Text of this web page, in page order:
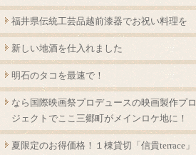
福井県伝統工芸品越前漆器でお祝い料理を
新しい地酒を仕入れました
明石のタコを最速で！
なら国際映画祭プロデュースの映画製作プロ
ジェクトでここ三郷町がメインロケ地に！
夏限定のお得価格！１棟貸切「信貴terrace」